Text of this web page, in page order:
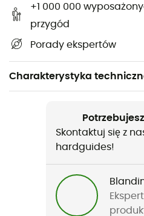
+1 000 000
przygód
Porady ekspertów
Charakterystyka
Nazwa produktu
Second hand
Skontaktuj się z
hardguides!